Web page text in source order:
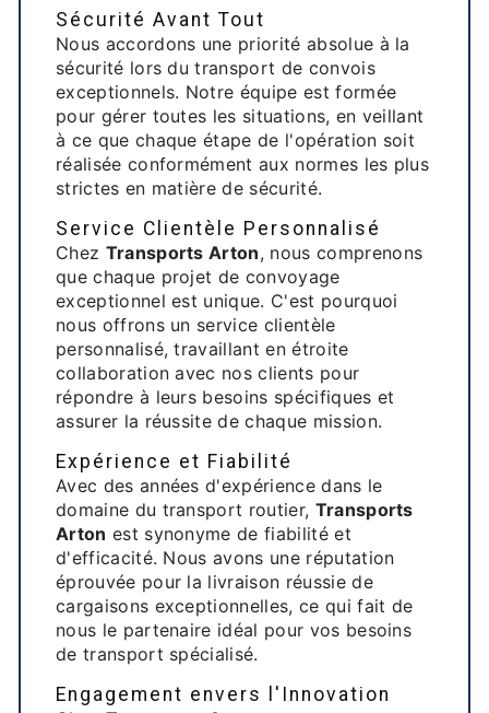
Sécurité Avant Tout
Nous accordons une priorité absolue à la
sécurité lors du transport de convois
exceptionnels. Notre équipe est formée
pour gérer toutes les situations, en veillant
à ce que chaque étape de l'opération soit
réalisée conformément aux normes les plus
strictes en matière de sécurité.
Service Clientèle Personnalisé
Chez Transports Arton, nous comprenons
que chaque projet de convoyage
exceptionnel est unique. C'est pourquoi
nous offrons un service clientèle
personnalisé, travaillant en étroite
collaboration avec nos clients pour
répondre à leurs besoins spécifiques et
assurer la réussite de chaque mission.
Expérience et Fiabilité
Avec des années d'expérience dans le
domaine du transport routier, Transports
Arton est synonyme de fiabilité et
d'efficacité. Nous avons une réputation
éprouvée pour la livraison réussie de
cargaisons exceptionnelles, ce qui fait de
nous le partenaire idéal pour vos besoins
de transport spécialisé.
Engagement envers l'Innovation